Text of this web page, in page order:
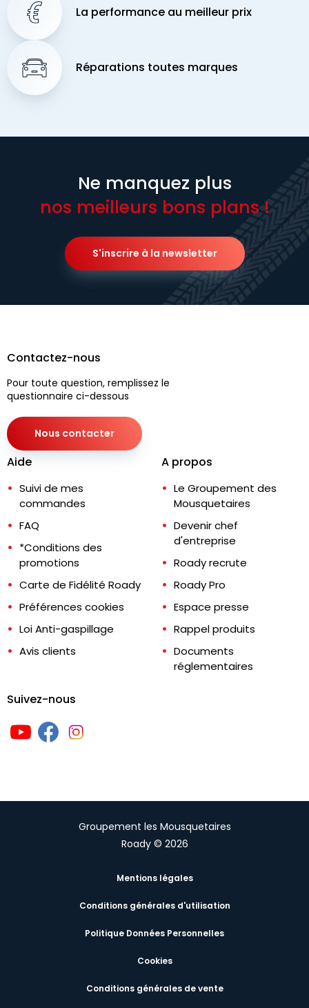
La performance au meilleur prix
Réparations toutes marques
Ne manquez plus
nos meilleurs bons plans !
S'inscrire à la newsletter
Contactez-nous
Pour toute question, remplissez le
questionnaire ci-dessous
Nous contacter
Aide
Suivi de mes
commandes
FAQ
*Conditions des
promotions
Carte de Fidélité Roady
Préférences cookies
Loi Anti-gaspillage
Avis clients
A propos
Le Groupement des
Mousquetaires
Devenir chef
d'entreprise
Roady recrute
Roady Pro
Espace presse
Rappel produits
Documents
réglementaires
Suivez-nous
Groupement les Mousquetaires
Roady © 2026
Mentions légales
Conditions générales d'utilisation
Politique Données Personnelles
Cookies
Conditions générales de vente